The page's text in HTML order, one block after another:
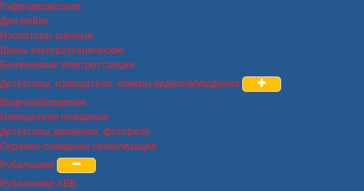
Гофродержатели
Дин-рейки
Изоляторы шинные
Шины электротехнические
Бензиновые электростанции
Детекторы, извещатели, камеры видеонаблюдения
Видеонаблюдение
Извещатели пожарные
Детекторы движения, фотореле
Охранно-пожарная сигнализация
Рубильники
Рубильники ABB